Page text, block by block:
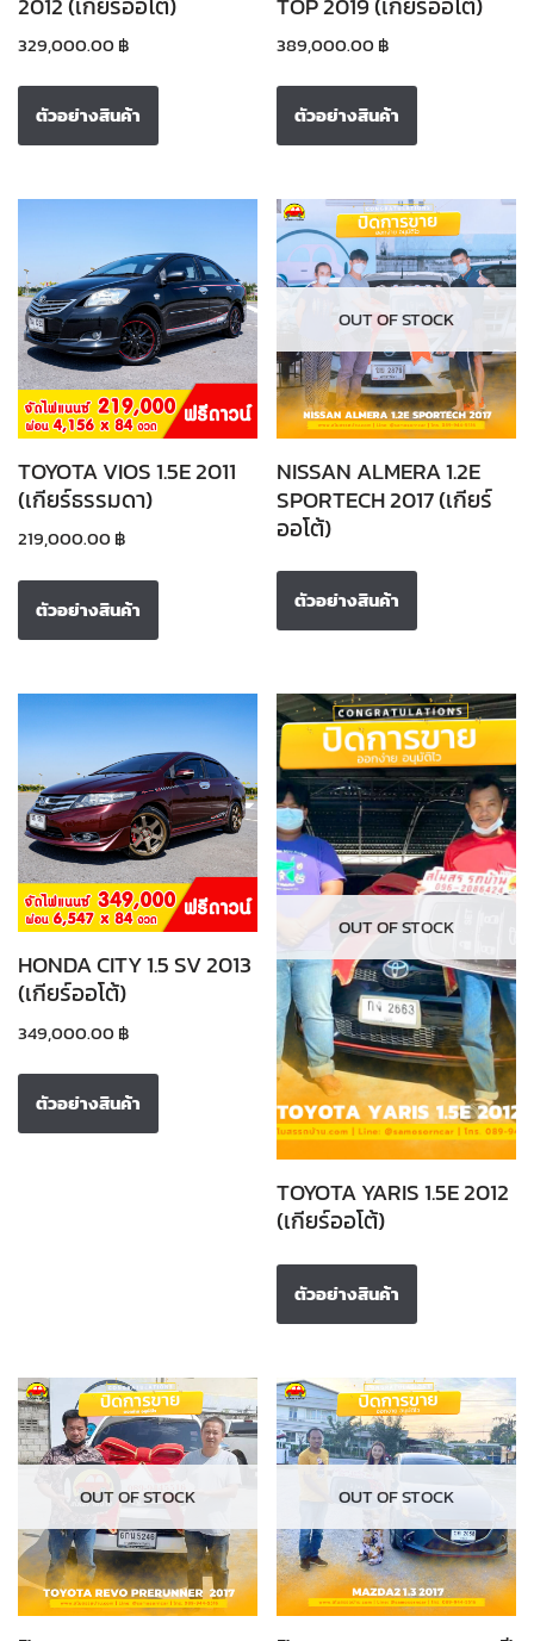
329,000.00 ฿
ตัวอย่างสินค้า
389,000.00 ฿
ตัวอย่างสินค้า
TOYOTA VIOS 1.5E 2011
(เกียร์ธรรมดา)
219,000.00 ฿
ตัวอย่างสินค้า
OUT OF STOCK
NISSAN ALMERA 1.2E
SPORTECH 2017 (เกียร์
ออโต้)
ตัวอย่างสินค้า
HONDA CITY 1.5 SV 2013
(เกียร์ออโต้)
349,000.00 ฿
ตัวอย่างสินค้า
OUT OF STOCK
TOYOTA YARIS 1.5E 2012
(เกียร์ออโต้)
ตัวอย่างสินค้า
OUT OF STOCK OUT OF STOCK